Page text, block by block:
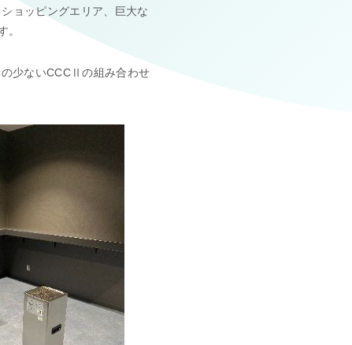
ョッピングエリア、巨大な
。
少ないCCCⅡの組み合わせ